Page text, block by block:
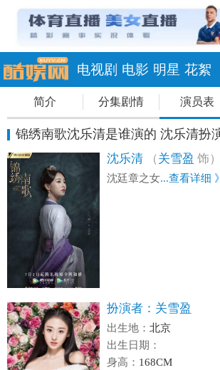
电视剧 电影 明星 花絮
简介 分集剧情 演员表
沈乐清 （ 关雪盈 饰）
沈廷章之女...查看详细 》
扮演者： 关雪盈
出生地： 北京
出生日期：
身高： 168CM